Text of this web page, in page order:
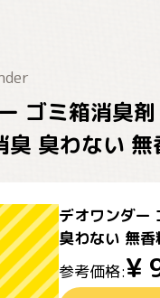
ゴミ箱消臭
臭 臭わない
デオワンダー
臭わない 無
参考価格:¥